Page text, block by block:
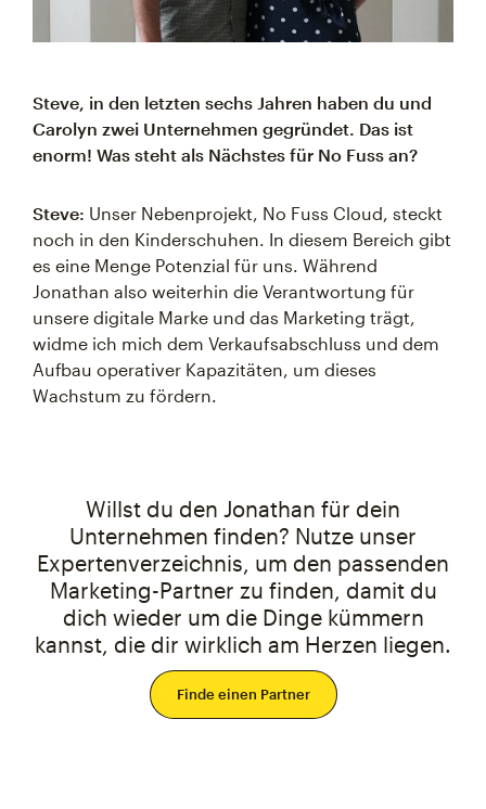
Steve, in den letzten sechs Jahren haben du und
Carolyn zwei Unternehmen gegründet. Das ist
enorm! Was steht als Nächstes für No Fuss an?
Steve: Unser Nebenprojekt, No Fuss Cloud, steckt
noch in den Kinderschuhen. In diesem Bereich gibt
es eine Menge Potenzial für uns. Während
Jonathan also weiterhin die Verantwortung für
unsere digitale Marke und das Marketing trägt,
widme ich mich dem Verkaufsabschluss und dem
Aufbau operativer Kapazitäten, um dieses
Wachstum zu fördern.
Willst du den Jonathan für dein
Unternehmen finden? Nutze unser
Expertenverzeichnis, um den passenden
Marketing-Partner zu finden, damit du
dich wieder um die Dinge kümmern
kannst, die dir wirklich am Herzen liegen.
Finde einen Partner